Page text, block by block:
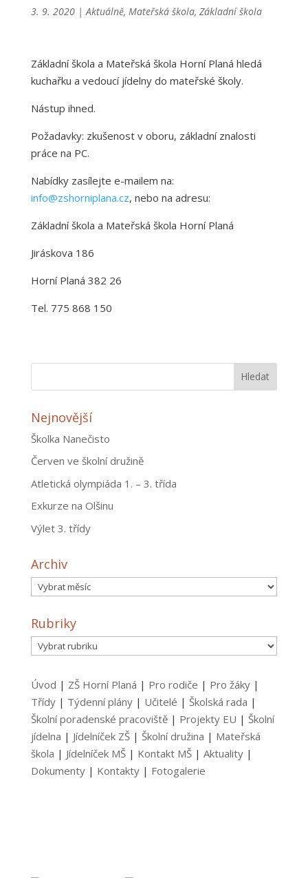
3. 9. 2020| Aktuálně, Mateřská škola, Základní škola
Základní škola a Mateřská škola Horní Planá hledá
kuchařku a vedoucí jídelny do mateřské školy.
Nástup ihned.
Požadavky: zkušenost v oboru, základní znalosti
práce na PC.
Nabídky zasílejte e-mailem na:
info@zshorniplana.cz, nebo na adresu:
Základní škola a Mateřská škola Horní Planá
Jiráskova 186
Horní Planá 382 26
Tel. 775 868 150
Nejnovější
Školka Nanečisto
Červen ve školní družině
Atletická olympiáda 1. – 3. třída
Exkurze na Olšinu
Výlet 3. třídy
Archiv
Archiv
Rubriky
Rubriky
Úvod | ZŠ Horní Planá | Pro rodiče | Pro žáky|
Třídy| Týdenní plány| Učitelé | Školská rada |
Školní poradenské pracoviště| Projekty EU | Školní
jídelna | Jídelníček ZŠ| Školní družina | Mateřská
škola | Jídelníček MŠ| Kontakt MŠ| Aktuality|
Dokumenty| Kontakty| Fotogalerie